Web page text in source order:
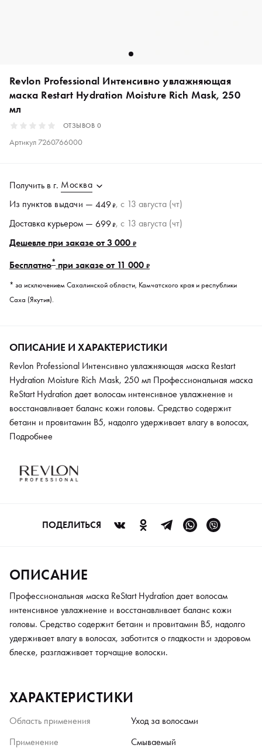
Revlon Professional Интенсивно увлажняющая
маска Restart Hydration Moisture Rich Mask, 250
мл
ОТЗЫВОВ 0
Артикул 7260766000
Получить в г. Москва
Из пунктов выдачи — 449₽, c 13 августа (чт)
Доставка курьером — 699₽, c 13 августа (чт)
Дешевле при заказе от 3 000 ₽
Бесплатно* при заказе от 11 000 ₽
* за исключением Сахалинской области, Камчатского края и республики
Саха (Якутия).
ОПИСАНИЕ И ХАРАКТЕРИСТИКИ
Revlon Professional Интенсивно увлажняющая маска Restart
Hydration Moisture Rich Mask, 250 мл Профессиональная маска
ReStart Hydration дает волосам интенсивное увлажнение и
восстанавливает баланс кожи головы. Средство содержит
бетаин и провитамин В5, надолго удерживает влагу в волосах,
заботится о гладкости и здоровом блеске, разглаживает
Подробнее
ПОДЕЛИТЬСЯ
ОПИСАНИЕ
Профессиональная маска ReStart Hydration дает волосам
интенсивное увлажнение и восстанавливает баланс кожи
головы. Средство содержит бетаин и провитамин В5, надолго
удерживает влагу в волосах, заботится о гладкости и здоровом
блеске, разглаживает торчащие волоски.
ХАРАКТЕРИСТИКИ
Область применения
Уход за волосами
Применение
Смываемый